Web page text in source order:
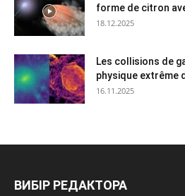
forme de citron
18.12.2025
Les collisions de
physique extrême
16.11.2025
ВИБІР РЕДАКТОРА